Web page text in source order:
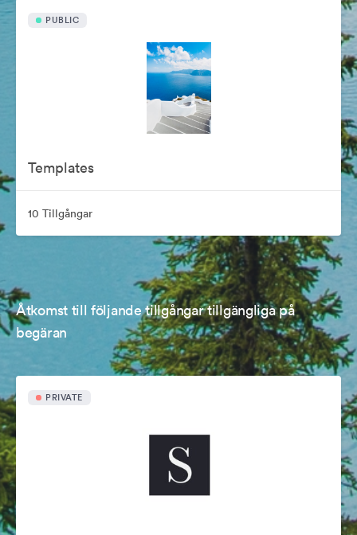
PUBLIC
Templates
10 Tillgångar
Åtkomst till följande tillgångar tillgängliga på
begäran
PRIVATE